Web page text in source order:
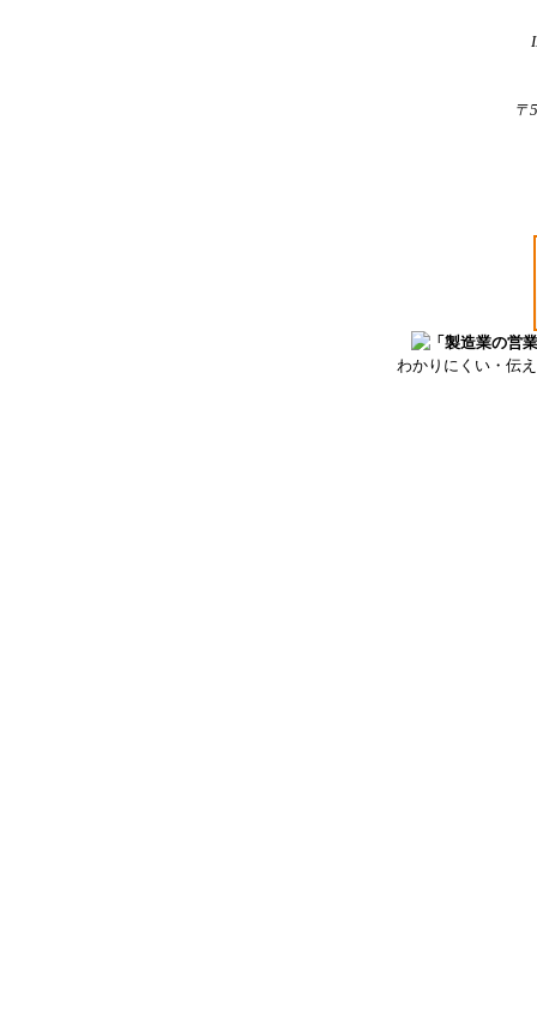
〒
わかりにくい・伝